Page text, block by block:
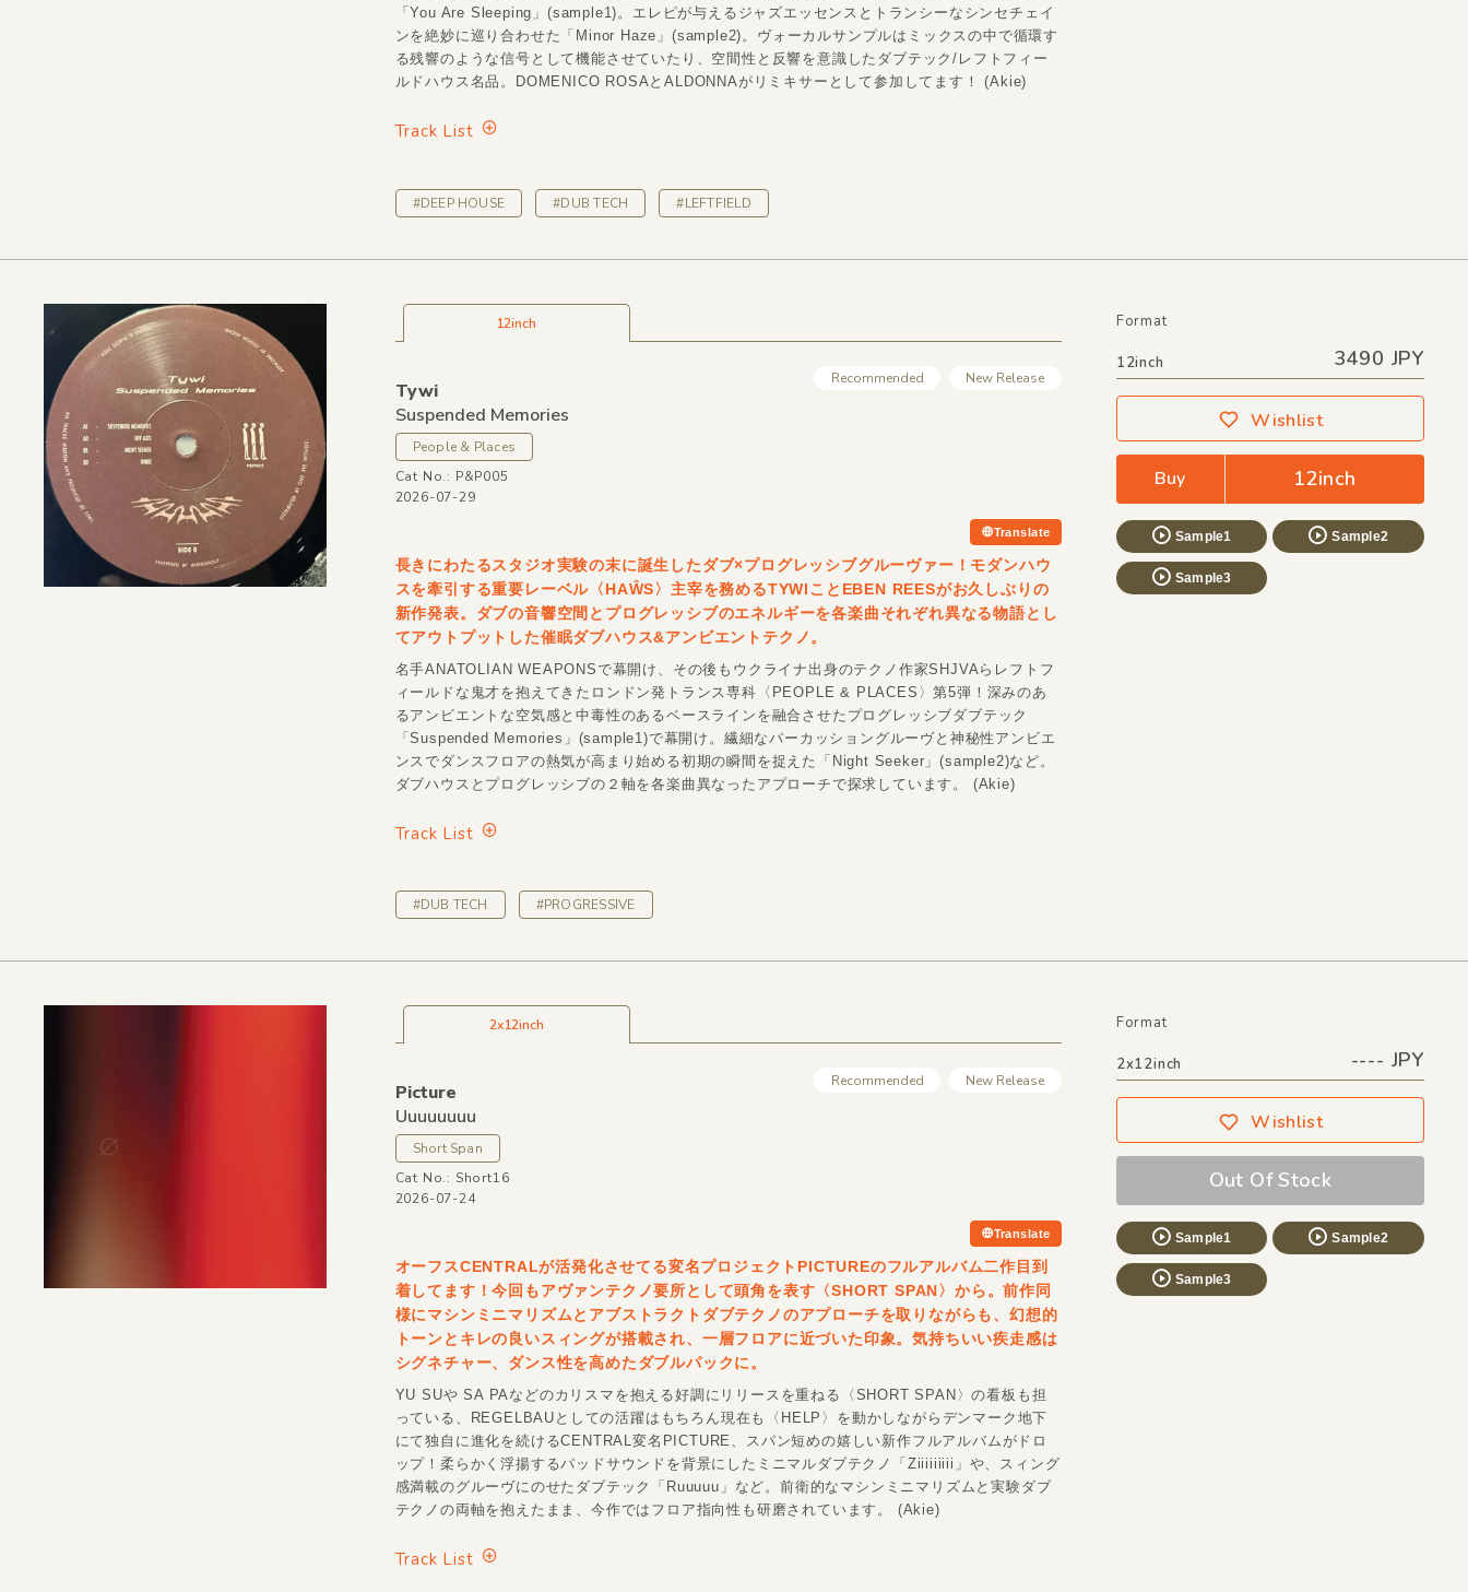
「You Are Sleeping」(sample1)。エレピが与えるジャズエッセンスとトランシーなシンセチェイ
ンを絶妙に巡り合わせた「Minor Haze」(sample2)。ヴォーカルサンプルはミックスの中で循環す
る残響のような信号として機能させていたり、空間性と反響を意識したダブテック/レフトフィー
ルドハウス名品。DOMENICO ROSAとALDONNAがリミキサーとして参加してます！ (Akie)
Track List
#DEEP HOUSE #DUB TECH #LEFTFIELD
12inch
Recommended New Release
Tywi
Suspended Memories
People & Places
Cat No.: P&P005
2026-07-29
Translate
Format
12inch 3490 JPY
Wishlist
Buy 12inch
Sample1 Sample2
Sample3
長きにわたるスタジオ実験の末に誕生したダブ×プログレッシブグルーヴァー！モダンハウ
スを牽引する重要レーベル〈HAŴS〉主宰を務めるTYWIことEBEN REESがお久しぶりの
新作発表。ダブの音響空間とプログレッシブのエネルギーを各楽曲それぞれ異なる物語とし
てアウトプットした催眠ダブハウス&アンビエントテクノ。
名手ANATOLIAN WEAPONSで幕開け、その後もウクライナ出身のテクノ作家SHJVAらレフトフ
ィールドな鬼才を抱えてきたロンドン発トランス専科〈PEOPLE & PLACES〉第5弾！深みのあ
るアンビエントな空気感と中毒性のあるベースラインを融合させたプログレッシブダブテック
「Suspended Memories」(sample1)で幕開け。繊細なパーカッショングルーヴと神秘性アンビエ
ンスでダンスフロアの熱気が高まり始める初期の瞬間を捉えた「Night Seeker」(sample2)など。
ダブハウスとプログレッシブの２軸を各楽曲異なったアプローチで探求しています。 (Akie)
Track List
#DUB TECH #PROGRESSIVE
2x12inch
Recommended New Release
Picture
Uuuuuuuu
Short Span
Cat No.: Short16
2026-07-24
Translate
Format
2x12inch ---- JPY
Wishlist
Out Of Stock
Sample1 Sample2
Sample3
オーフスCENTRALが活発化させてる変名プロジェクトPICTUREのフルアルバム二作目到
着してます！今回もアヴァンテクノ要所として頭角を表す〈SHORT SPAN〉から。前作同
様にマシンミニマリズムとアブストラクトダブテクノのアプローチを取りながらも、幻想的
トーンとキレの良いスィングが搭載され、一層フロアに近づいた印象。気持ちいい疾走感は
シグネチャー、ダンス性を高めたダブルパックに。
YU SUや SA PAなどのカリスマを抱える好調にリリースを重ねる〈SHORT SPAN〉の看板も担
っている、REGELBAUとしての活躍はもちろん現在も〈HELP〉を動かしながらデンマーク地下
にて独自に進化を続けるCENTRAL変名PICTURE、スパン短めの嬉しい新作フルアルバムがドロ
ップ！柔らかく浮揚するパッドサウンドを背景にしたミニマルダブテクノ「Ziiiiiiiii」や、スィング
感満載のグルーヴにのせたダブテック「Ruuuuu」など。前衛的なマシンミニマリズムと実験ダブ
テクノの両軸を抱えたまま、今作ではフロア指向性も研磨されています。 (Akie)
Track List